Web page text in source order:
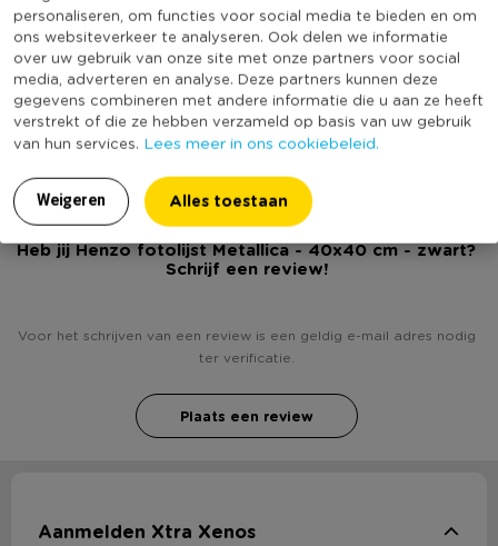
personaliseren, om functies voor social media te bieden en om
ons websiteverkeer te analyseren. Ook delen we informatie
over uw gebruik van onze site met onze partners voor social
media, adverteren en analyse. Deze partners kunnen deze
gegevens combineren met andere informatie die u aan ze heeft
verstrekt of die ze hebben verzameld op basis van uw gebruik
van hun services. Lees meer in ons cookiebeleid.
Weigeren Alles toestaan
Geschikt voor aantal foto's
1
Foto afmeting
40x40 cm
Inclusief passe partout
Ja
Duurzaamheidsscore
(Nog) geen score
bekend
Heb jij Henzo fotolijst Metallica - 40x40 cm - zwart?
Schrijf een review!
Voor het schrijven van een review is een geldig e-mail adres nodig
ter verificatie.
Plaats een review
Aanmelden Xtra Xenos